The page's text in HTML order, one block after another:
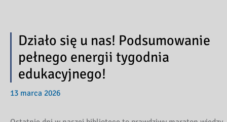
Działo się u nas! Podsumowanie
pełnego energii tygodnia
edukacyjnego!
13 marca 2026